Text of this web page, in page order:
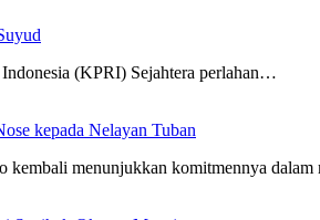
(KPRI) Sejahtera perlahan…
kepada Nelayan Tuban
menunjukkan komitmennya